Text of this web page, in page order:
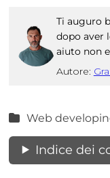
Ti auguro
dopo aver
aiuto non
Autore:
Web
Indice dei